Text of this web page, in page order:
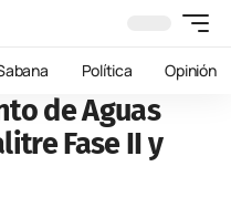
Política Opinión
de Aguas
Fase II y